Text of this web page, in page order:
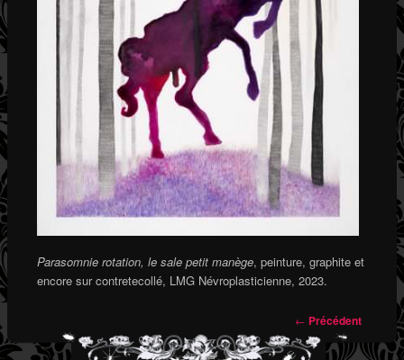
Parasomnie rotation, le sale petit manège, peinture, graphite et
encore sur contretecollé, LMG Névroplasticienne, 2023.
← Précédent